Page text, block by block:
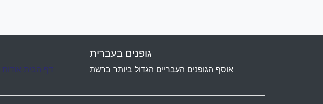
גופנים בעברית
אוסף הגופנים העבריים הגדול ביותר ברשת דף הבית אודות